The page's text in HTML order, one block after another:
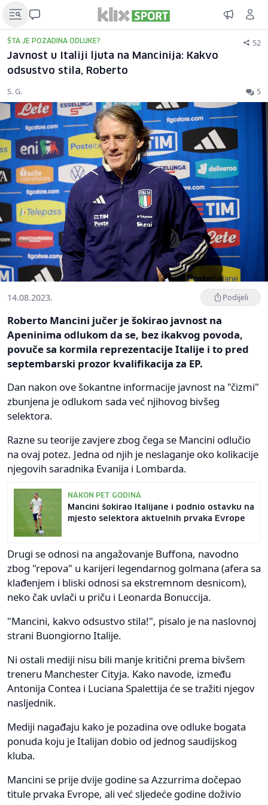
ŠTA JE POZADINA ODLUKE? 52
Javnost u Italiji ljuta na Mancinija: Kakvo
odsustvo stila, Roberto
S. G. 5
14.08.2023. Podijeli
Roberto Mancini jučer je šokirao javnost na
Apeninima odlukom da se, bez ikakvog povoda,
povuče sa kormila reprezentacije Italije i to pred
septembarski prozor kvalifikacija za EP.
Dan nakon ove šokantne informacije javnost na "čizmi"
zbunjena je odlukom sada već njihovog bivšeg
selektora.
Razne su teorije zavjere zbog čega se Mancini odlučio
na ovaj potez. Jedna od njih je neslaganje oko kolikacije
njegovih saradnika Evanija i Lombarda.
NAKON PET GODINA
Mancini šokirao Italijane i podnio ostavku na
mjesto selektora aktuelnih prvaka Evrope
Drugi se odnosi na angažovanje Buffona, navodno
zbog "repova" u karijeri legendarnog golmana (afera sa
klađenjem i bliski odnosi sa ekstremnom desnicom),
neko čak uvlači u priču i Leonarda Bonuccija.
"Mancini, kakvo odsustvo stila!", pisalo je na naslovnoj
strani Buongiorno Italije.
Ni ostali mediji nisu bili manje kritični prema bivšem
treneru Manchester Cityja. Kako navode, između
Antonija Contea i Luciana Spalettija će se tražiti njegov
nasljednik.
Mediji nagađaju kako je pozadina ove odluke bogata
ponuda koju je Italijan dobio od jednog saudijskog
kluba.
Mancini se prije dvije godine sa Azzurrima dočepao
titule prvaka Evrope, ali već sljedeće godine doživio